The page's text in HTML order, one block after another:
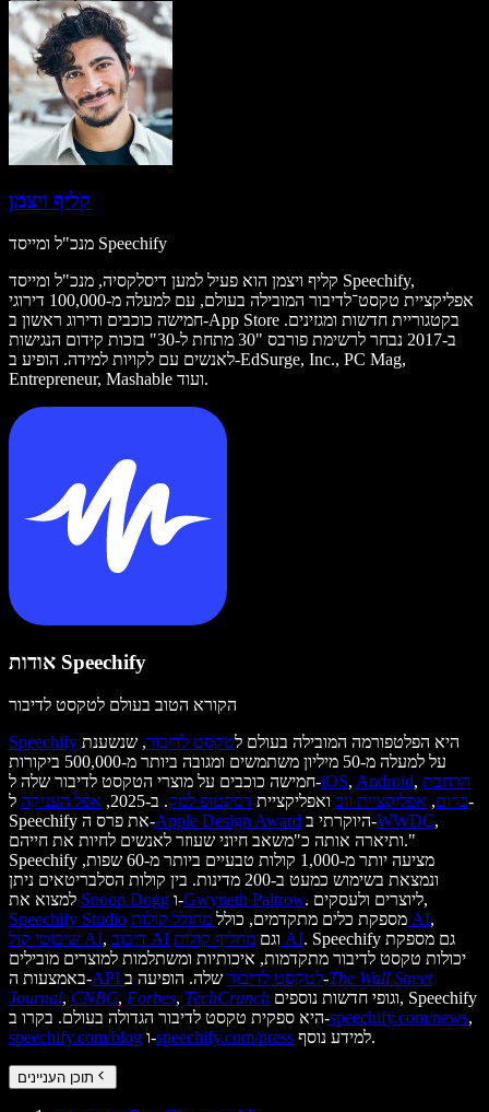
קליף ויצמן
מנכ"ל ומייסד Speechify
קליף ויצמן הוא פעיל למען דיסלקסיה, מנכ"ל ומייסד Speechify,
אפליקציית טקסט־לדיבור המובילה בעולם, עם למעלה מ-100,000 דירוגי
חמישה כוכבים ודירוג ראשון ב-App Store בקטגוריית חדשות ומגזינים.
ב-2017 נבחר לרשימת פורבס "30 מתחת ל-30" בזכות קידום הנגישות
לאנשים עם לקויות למידה. הופיע ב-EdSurge, Inc., PC Mag,
Entrepreneur, Mashable ועוד.
אודות Speechify
הקורא הטוב בעולם לטקסט לדיבור
Speechify
היא הפלטפורמה המובילה בעולם לטקסט לדיבור, שנשענת
על למעלה מ-50 מיליון משתמשים ומגובה ביותר מ-500,000 ביקורות
חמישה כוכבים על מוצרי הטקסט לדיבור שלה ל-iOS, Android, הרחבת
כרום, אפליקציית ווב ואפליקציית דסקטופ למק. ב-2025, אפל העניקה ל-
Speechify את פרס ה-Apple Design Award היוקרתי ב-WWDC,
ותיארה אותה כ"משאב חיוני שעוזר לאנשים לחיות את חייהם."
Speechify מציעה יותר מ-1,000 קולות טבעיים ביותר מ-60 שפות,
ונמצאת בשימוש כמעט ב-200 מדינות. בין קולות הסלבריטאים ניתן
Snoop Dogg ו-Gwyneth Paltrow
. ליוצרים ולעסקים,
Speechify Studio
מספקת כלים מתקדמים, כולל מחולל קולות AI,
שיבוטי קול AI, דיבוב AI וגם מחליף קולות AI. Speechify גם מספקת
יכולות טקסט לדיבור מתקדמות, איכותיות ומשתלמות למוצרים מובילים
באמצעות ה-
API לטקסט לדיבורשלה. הופיעה ב-The Wall Street
Journal, CNBC, Forbes, TechCrunch
היא ספקית טקסט לדיבור הגדולה בעולם. בקרו ב-speechify.com/news,
speechify.com/blog ו-speechify.com/press למידע נוסף.
תוכן העניינים